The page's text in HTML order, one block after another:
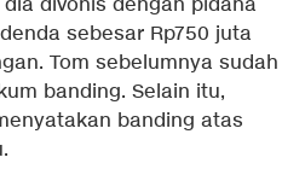
divonis dengan pidana
sebesar Rp750 juta
Tom sebelumnya sudah
banding. Selain itu,
banding atas